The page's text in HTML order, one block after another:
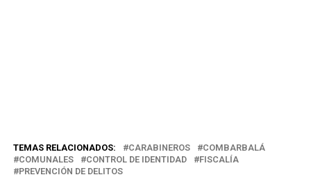
TEMAS RELACIONADOS: CARABINEROS
COMBARBALÁ
COMUNALES
CONTROL DE IDENTIDAD
FISCALÍA
PREVENCIÓN DE DELITOS